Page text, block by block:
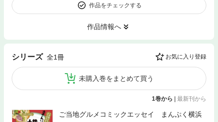
作品をチェックする
作品情報へ
シリーズ 全1冊 お気に入り登録
未購入巻をまとめて買う
1巻から 最新刊から
ご当地グルメコミックエッセイ まんぷく横浜